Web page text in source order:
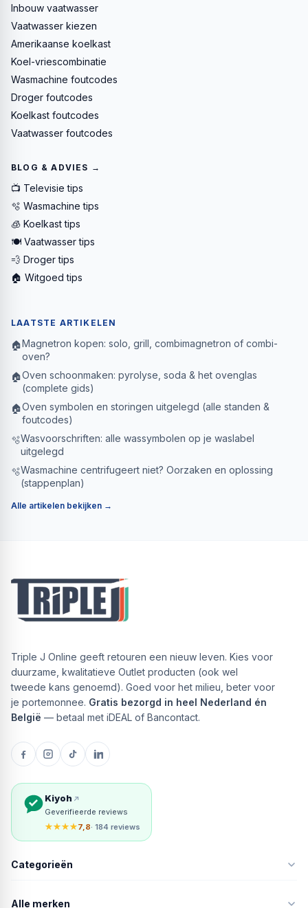
Inbouw vaatwasser
Vaatwasser kiezen
Amerikaanse koelkast
Koel-vriescombinatie
Wasmachine foutcodes
Droger foutcodes
Koelkast foutcodes
Vaatwasser foutcodes
BLOG & ADVIES →
📺 Televisie tips
🫧 Wasmachine tips
🧊 Koelkast tips
🍽️ Vaatwasser tips
💨 Droger tips
🏠 Witgoed tips
LAATSTE ARTIKELEN
🏠Magnetron kopen: solo, grill, combimagnetron of combi-
oven?
🏠Oven schoonmaken: pyrolyse, soda & het ovenglas
(complete gids)
🏠Oven symbolen en storingen uitgelegd (alle standen &
foutcodes)
🫧Wasvoorschriften: alle wassymbolen op je waslabel
uitgelegd
🫧Wasmachine centrifugeert niet? Oorzaken en oplossing
(stappenplan)
Alle artikelen bekijken →
Triple J Online geeft retouren een nieuw leven. Kies voor
duurzame, kwalitatieve Outlet producten (ook wel
tweede kans genoemd). Goed voor het milieu, beter voor
je portemonnee. Gratis bezorgd in heel Nederland én
België — betaal met iDEAL of Bancontact.
Kiyoh
Geverifieerde reviews
★★★★7,8· 184 reviews
Categorieën
Alle merken